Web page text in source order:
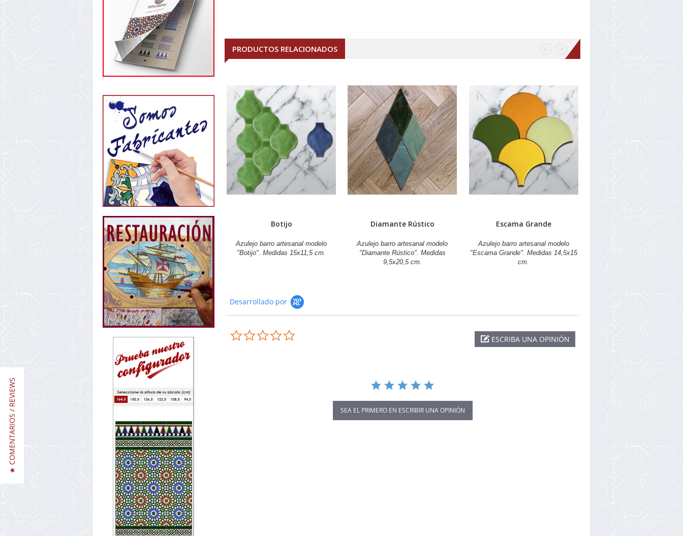
PRODUCTOS RELACIONADOS
Botijo
Azulejo barro artesanal modelo
"Botijo". Medidas 15x11,5 cm.
Diamante Rústico
Azulejo barro artesanal modelo
"Diamante Rústico". Medidas
9,5x20,5 cm.
Escama Grande
Azulejo barro artesanal modelo
"Escama Grande". Medidas 14,5x15
cm.
Desarrollado por
ESCRIBA UNA OPINIÓN
SEA EL PRIMERO EN ESCRIBIR UNA OPINIÓN
★ COMENTARIOS / REVIEWS